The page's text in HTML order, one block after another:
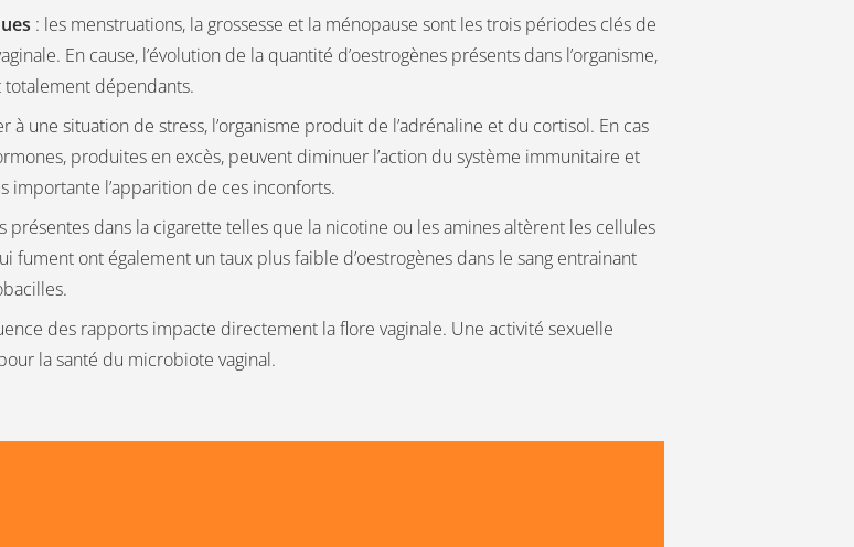
: les menstruations, la grossesse et la ménopause sont les trois périodes clés de
En cause, l’évolution de la quantité d’oestrogènes présents dans l’organisme,
dépendants.
à une situation de stress, l’organisme produit de l’adrénaline et du cortisol. En cas
produites en excès, peuvent diminuer l’action du système immunitaire et
importante l’apparition de ces inconforts.
présentes dans la cigarette telles que la nicotine ou les amines altèrent les cellules
fument ont également un taux plus faible d’oestrogènes dans le sang entrainant
des rapports impacte directement la flore vaginale. Une activité sexuelle
la santé du microbiote vaginal.